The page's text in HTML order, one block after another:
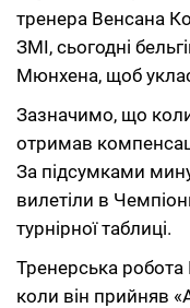
тренера Венсана
ЗМІ, сьогодні
Мюнхена, щоб
Зазначимо, що
отримав
За підсумками
вилетіли в
турнірної таблиці.
Тренерська
коли він прийняв